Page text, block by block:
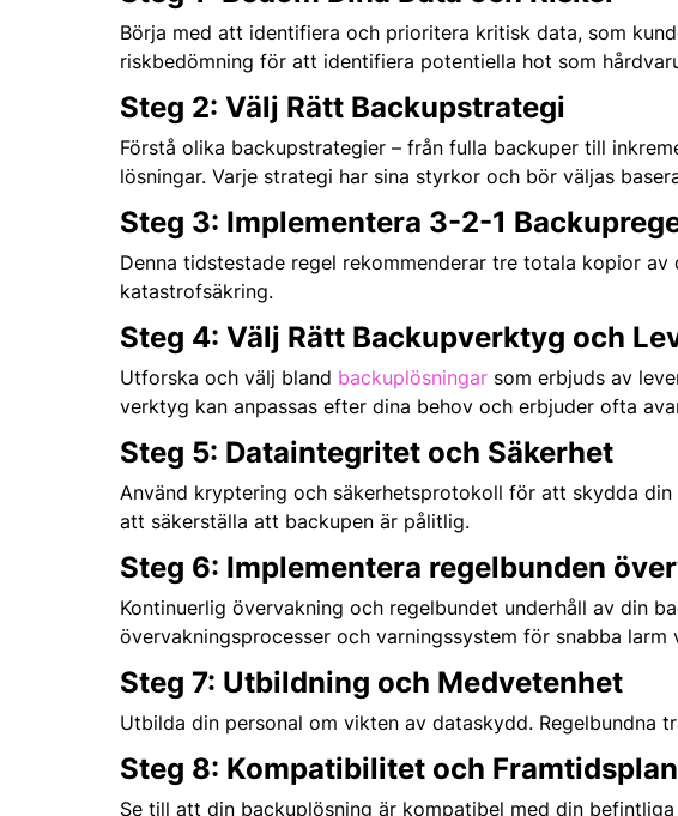
Börja med att identifiera och prioritera kritisk data, som
riskbedömning för att identifiera potentiella hot som
Steg 2: Välj Rätt Backupstrategi
Förstå olika backupstrategier – från fulla backuper till
lösningar. Varje strategi har sina styrkor och bör väljas
Steg 3: Implementera 3-2-1
Denna tidstestade regel rekommenderar tre totala kopior
katastrofsäkring.
Steg 4: Välj Rätt Backupverktyg och
Utforska och välj bland backuplösningar som erbjuds av
verktyg kan anpassas efter dina behov och erbjuder ofta
Steg 5: Dataintegritet och Säkerhet
Använd kryptering och säkerhetsprotokoll för att skydda
att säkerställa att backupen är pålitlig.
Steg 6: Implementera regelbunden
Kontinuerlig övervakning och regelbundet underhåll av din
övervakningsprocesser och varningssystem för snabba larm
Steg 7: Utbildning och Medvetenhet
Utbilda din personal om vikten av dataskydd. Regelbundna
Steg 8: Kompatibilitet och
Se till att din backuplösning är kompatibel med din